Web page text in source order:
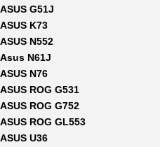
ASUS G51J
ASUS K73
ASUS N552
Asus N61J
ASUS N76
ASUS ROG G531
ASUS ROG G752
ASUS ROG GL553
ASUS U36